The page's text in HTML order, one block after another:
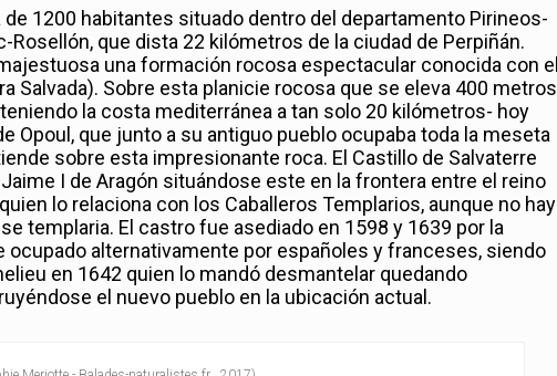
1200 habitantes situado dentro del departamento Pirineos-
Rosellón, que dista 22 kilómetros de la ciudad de Perpiñán.
una formación rocosa espectacular conocida con el
Salvada). Sobre esta planicie rocosa que se eleva 400 metros
la costa mediterránea a tan solo 20 kilómetros- hoy
Opoul, que junto a su antiguo pueblo ocupaba toda la meseta
sobre esta impresionante roca. El Castillo de Salvaterre
I de Aragón situándose este en la frontera entre el reino
lo relaciona con los Caballeros Templarios, aunque no hay
templaria. El castro fue asediado en 1598 y 1639 por la
ocupado alternativamente por españoles y franceses, siendo
en 1642 quien lo mandó desmantelar quedando
el nuevo pueblo en la ubicación actual.